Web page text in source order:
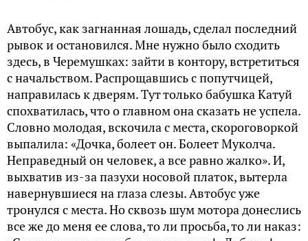
Автобус, как загнанная лошадь, сделал последний
рывок и остановился. Мне нужно было сходить
здесь, в Черемушках: зайти в контору, встретиться
с начальством. Распрощавшись с попутчицей,
направилась к дверям. Тут только бабушка Катуй
спохватилась, что о главном она сказать не успела.
Словно молодая, вскочила с места, скороговоркой
выпалила: «Дочка, болеет он. Болеет Муколча.
Неправедный он человек, а все равно жалко». И,
выхватив из-за пазухи носовой платок, вытерла
навернувшиеся на глаза слезы. Автобус уже
тронулся с места. Но сквозь шум мотора донеслись
все же до меня ее слова, то ли просьба, то ли наказ: